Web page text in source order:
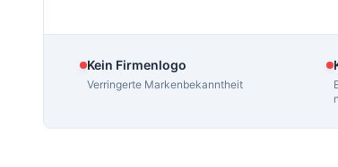
Kein Firmenlogo
Verringerte Markenbekanntheit